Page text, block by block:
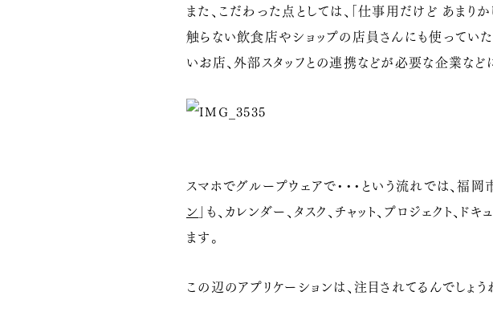
また、こだわった点としては、「仕事用だけど あま
触らない飲食店やショップの店員さんにも使っていた
いお店、外部スタッフとの連携などが必要な企業など
スマホでグループウェアで・・・という流れでは、福
ン 」も、カレンダー、タスク、チャット、プロジェクト
ます。
この辺のアプリケーションは、注目されてるんでしょう